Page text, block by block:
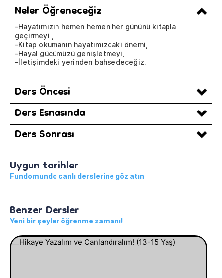
Neler Öğreneceğiz
-Hayatımızın hemen hemen her gününü kitapla
geçirmeyi ,
-Kitap okumanın hayatımızdaki önemi,
-Hayal gücümüzü genişletmeyi,
-İletişimdeki yerinden bahsedeceğiz.
Ders Öncesi
Ders Esnasında
Ders Sonrası
Uygun tarihler
Fundomundo canlı derslerine göz atın
Benzer Dersler
Yeni bir şeyler öğrenme zamanı!